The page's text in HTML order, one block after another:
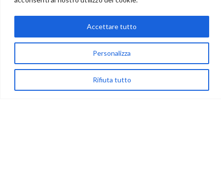
Personalizza
Rifiuta tutto
Accettare tutto
via Acqua delle Noci 12
83024 Monteforte Irpino (AV)
(+39) 081-7777233